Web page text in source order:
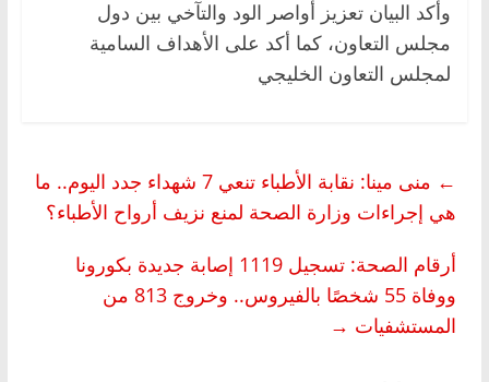
وأكد البيان تعزيز أواصر الود والتآخي بين دول
مجلس التعاون، كما أكد على الأهداف السامية
لمجلس التعاون الخليجي
←
منى مينا: نقابة الأطباء تنعي 7 شهداء جدد اليوم.. ما
هي إجراءات وزارة الصحة لمنع نزيف أرواح الأطباء؟
أرقام الصحة: تسجيل 1119 إصابة جديدة بكورونا
ووفاة 55 شخصًا بالفيروس.. وخروج 813 من
المستشفيات →